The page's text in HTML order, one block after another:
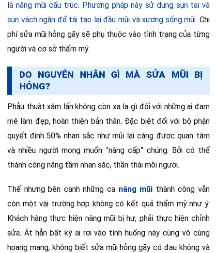
là nâng mũi cấu trúc. Phương pháp này sử dụng sụn tai và
sụn vách ngăn để tái tạo lại đầu mũi và xương sống mũi. Chi
phí sửa mũi hỏng gãy sẽ phụ thuộc vào tình trạng của từng
người và cơ sở thẩm mỹ.
DO NGUYÊN NHÂN GÌ MÀ SỬA MŨI BỊ
HỎNG?
Phẫu thuật xâm lấn không còn xa lạ gì đối với những ai đam
mê làm đẹp, hoàn thiện bản thân. Đặc biệt đối với bộ phận
quyết định 50% nhan sắc như mũi lại càng được quan tâm
và nhiều người mong muốn “nâng cấp” chúng. Bởi có thể
thành công nâng tầm nhan sắc, thần thái mỗi người.
Thế nhưng bên cạnh những ca nâng mũi thành công vẫn
còn một vài trường hợp không có kết quả thẩm mỹ như ý.
Khách hàng thực hiện nâng mũi bị hư, phải thực hiện chỉnh
sửa. Ắt hẳn bất kỳ ai rơi vào tình huống này cũng vô cùng
hoang mang, không biết sửa mũi hỏng gãy có đau không và